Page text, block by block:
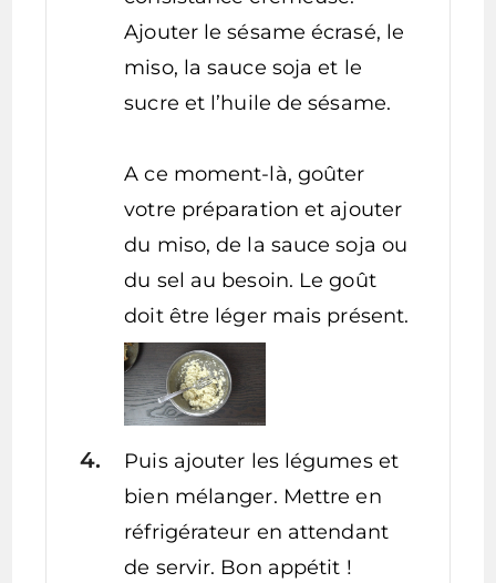
Ajouter le sésame écrasé, le
miso, la sauce soja et le
sucre et l’huile de sésame.
A ce moment-là, goûter
votre préparation et ajouter
du miso, de la sauce soja ou
du sel au besoin. Le goût
doit être léger mais présent.
Puis ajouter les légumes et
bien mélanger. Mettre en
réfrigérateur en attendant
de servir. Bon appétit !